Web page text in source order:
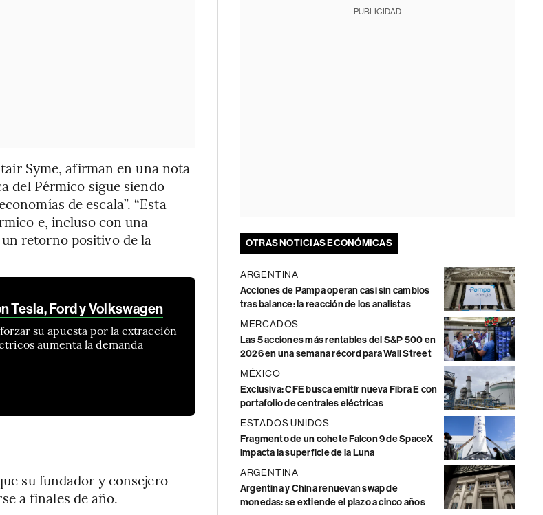
Syme, afirman en una nota
del Pérmico sigue siendo
de escala”. “Esta
e, incluso con una
retorno positivo de la
Tesla, Ford y Volkswagen
su apuesta por la extracción
aumenta la demanda
su fundador y consejero
a finales de año.
PUBLICIDAD
OTRAS NOTICIAS ECONÓMICAS
ARGENTINA
Acciones de Pampa operan casi sin cambios
tras balance: la reacción de los analistas
MERCADOS
Las 5 acciones más rentables del S&P 500 en
2026 en una semana récord para Wall Street
MÉXICO
Exclusiva: CFE busca emitir nueva Fibra E con
portafolio de centrales eléctricas
ESTADOS UNIDOS
Fragmento de un cohete Falcon 9 de SpaceX
impacta la superficie de la Luna
ARGENTINA
Argentina y China renuevan swap de
monedas: se extiende el plazo a cinco años